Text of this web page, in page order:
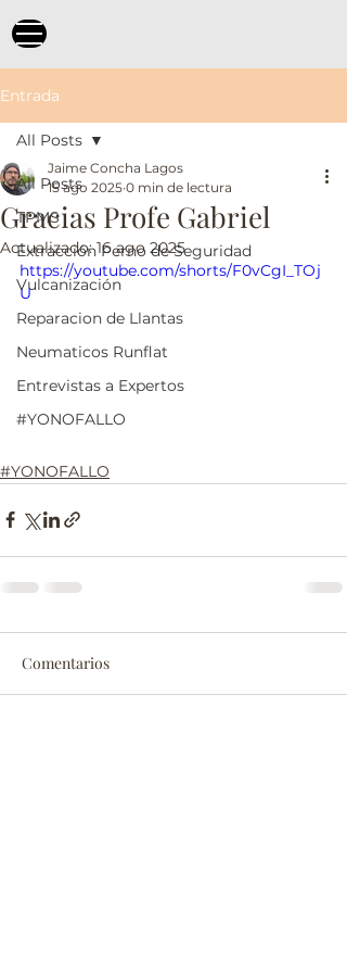
Entrada
All Posts
TPMS
Extracción Perno de Seguridad
Vulcanización
Reparacion de Llantas
Neumaticos Runflat
Entrevistas a Expertos
#YONOFALLO
All Posts
Gracias Profe Gabriel
Jaime Concha Lagos
15 ago 2025 0 min de lectura
Actualizado:16 ago 2025
https://youtube.com/shorts/F0vCgI_TOj
U
#YONOFALLO
Comentarios